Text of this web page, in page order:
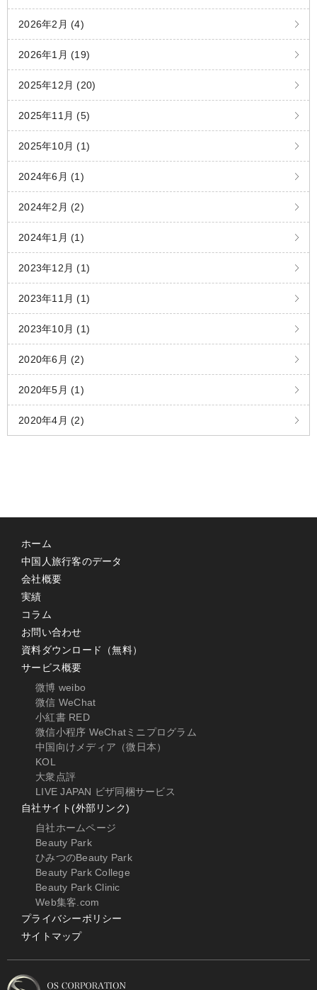
2026年2月 (4)
2026年1月 (19)
2025年12月 (20)
2025年11月 (5)
2025年10月 (1)
2024年6月 (1)
2024年2月 (2)
2024年1月 (1)
2023年12月 (1)
2023年11月 (1)
2023年10月 (1)
2020年6月 (2)
2020年5月 (1)
2020年4月 (2)
ホーム
中国人旅行客のデータ
会社概要
実績
コラム
お問い合わせ
資料ダウンロード（無料）
サービス概要
微博 weibo
微信 WeChat
小紅書 RED
微信小程序 WeChatミニプログラム
中国向けメディア（微日本）
KOL
大衆点評
LIVE JAPAN ビザ同梱サービス
自社サイト(外部リンク)
自社ホームページ
Beauty Park
ひみつのBeauty Park
Beauty Park College
Beauty Park Clinic
Web集客.com
プライバシーポリシー
サイトマップ